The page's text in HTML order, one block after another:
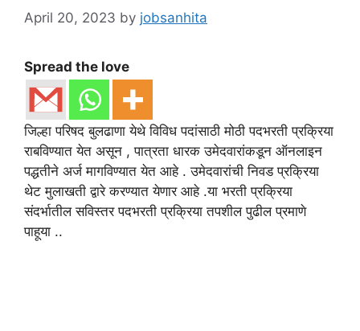
April 20, 2023 by jobsanhita
Spread the love
जिल्हा परिषद बुलढाणा येथे विविध पदांसाठी मोठी पदभरती प्रक्रिया
राबविण्यात येत असून , पात्रता धारक उमेदवारांकडून ऑनलाइन
पद्धतीने अर्ज मागविण्यात येत आहे . उमेदवारांची निवड प्रक्रिया
थेट मुलाखती द्वारे करण्यात येणार आहे .या भरती प्रक्रिया
संदर्भातील सविस्तर पदभरती प्रक्रिया तपशील पुढील प्रमाणे
पाहूया ..